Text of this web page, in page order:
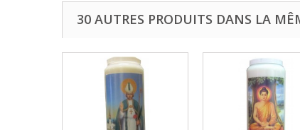
30 AUTRES PRODUITS DANS LA